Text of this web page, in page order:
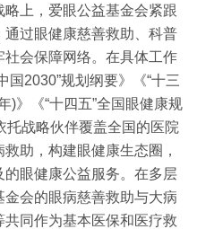
上，爱眼公益基金会紧跟
过眼健康慈善救助、科普
会保障网络。在具体工作
国2030”规划纲要》《“十三
)》《“十四五”全国眼健康规
战略伙伴覆盖全国的医院
助，构建眼健康生态圈，
眼健康公益服务。在多层
会的眼病慈善救助与大病
同作为基本医保和医疗救